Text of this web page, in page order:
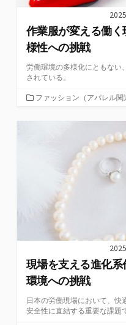
作業服が変える働
様性への挑戦
労働環境の多様化にともない
されている。
カファッション（アパレル関
現場を支える進化
環境への挑戦
日本の労働現場において、
安全性に直結する重要な課題